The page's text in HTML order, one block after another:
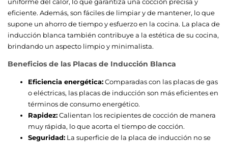
eficiente. Además, son fáciles de limpiar y de mantener, lo que
supone un ahorro de tiempo y esfuerzo en la cocina. La placa de
inducción blanca también contribuye a la estética de su cocina,
brindando un aspecto limpio y minimalista.
Beneficios de las Placas de Inducción Blanca
Eficiencia energética:Comparadas con las placas de gas
o eléctricas, las placas de inducción son más eficientes en
términos de consumo energético.
Rapidez:Calientan los recipientes de cocción de manera
muy rápida, lo que acorta el tiempo de cocción.
Seguridad: La superficie de la placa de inducción no se